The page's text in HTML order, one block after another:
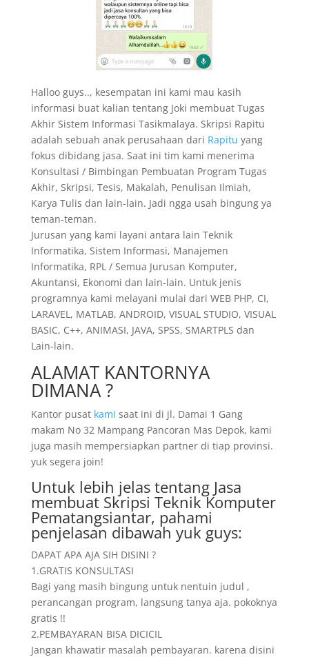
Halloo guys.., kesempatan ini kami mau kasih
informasi buat kalian tentang Joki membuat Tugas
Akhir Sistem Informasi Tasikmalaya. Skripsi Rapitu
adalah sebuah anak perusahaan dari Rapitu yang
fokus dibidang jasa. Saat ini tim kami menerima
Konsultasi / Bimbingan Pembuatan Program Tugas
Akhir, Skripsi, Tesis, Makalah, Penulisan Ilmiah,
Karya Tulis dan lain-lain. Jadi ngga usah bingung ya
teman-teman.
Jurusan yang kami layani antara lain Teknik
Informatika, Sistem Informasi, Manajemen
Informatika, RPL / Semua Jurusan Komputer,
Akuntansi, Ekonomi dan lain-lain. Untuk jenis
programnya kami melayani mulai dari WEB PHP, CI,
LARAVEL, MATLAB, ANDROID, VISUAL STUDIO, VISUAL
BASIC, C++, ANIMASI, JAVA, SPSS, SMARTPLS dan
Lain-lain.
ALAMAT KANTORNYA
DIMANA ?
Kantor pusat kami saat ini di jl. Damai 1 Gang
makam No 32 Mampang Pancoran Mas Depok, kami
juga masih mempersiapkan partner di tiap provinsi.
yuk segera join!
Untuk lebih jelas tentang Jasa
membuat Skripsi Teknik Komputer
Pematangsiantar, pahami
penjelasan dibawah yuk guys:
DAPAT APA AJA SIH DISINI ?
1.GRATIS KONSULTASI
Bagi yang masih bingung untuk nentuin judul ,
perancangan program, langsung tanya aja. pokoknya
gratis !!
2.PEMBAYARAN BISA DICICIL
Jangan khawatir masalah pembayaran. karena disini